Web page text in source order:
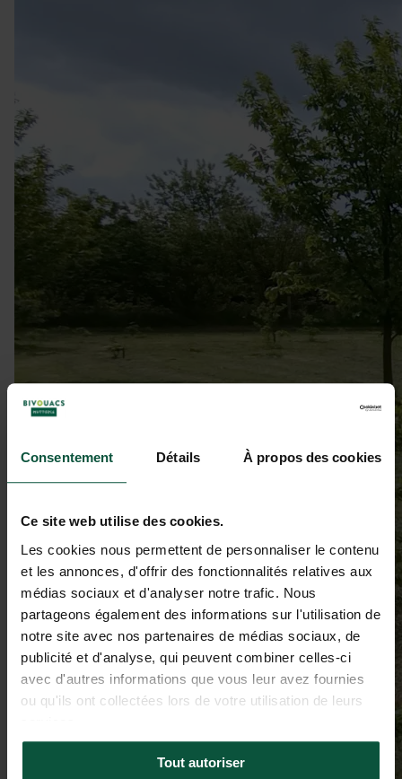
Consentement Détails À propos des cookies
Ce site web utilise des cookies.
Les cookies nous permettent de personnaliser le contenu
et les annonces, d'offrir des fonctionnalités relatives aux
médias sociaux et d'analyser notre trafic. Nous
partageons également des informations sur l'utilisation de
notre site avec nos partenaires de médias sociaux, de
publicité et d'analyse, qui peuvent combiner celles-ci
avec d'autres informations que vous leur avez fournies
ou qu'ils ont collectées lors de votre utilisation de leurs
Tout autoriser